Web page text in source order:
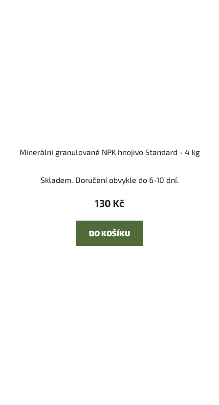
Minerální granulované NPK hnojivo Standard - 4 kg
Skladem. Doručení obvykle do 6-10 dní.
130 Kč
DO KOŠÍKU